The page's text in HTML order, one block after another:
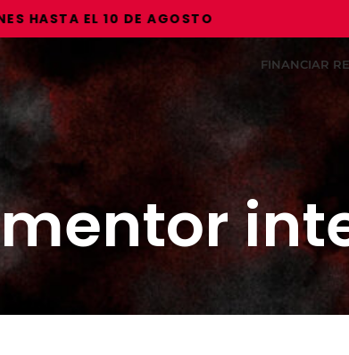
EL 10 DE AGOSTO
FINANCIAR